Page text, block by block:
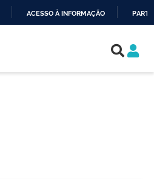
ACESSO À INFORMAÇÃO